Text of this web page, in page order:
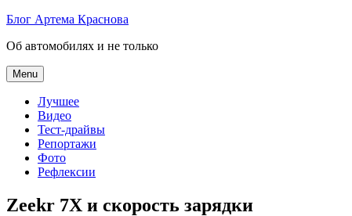
Skip
content
Блог Артема Краснова
Об автомобилях и не только
Menu
Лучшее
Видео
Тест-драйвы
Репортажи
Фото
Рефлексии
Zeekr 7X и скорость зарядки